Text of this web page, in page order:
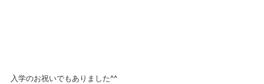
入学のお祝いでもありました^^